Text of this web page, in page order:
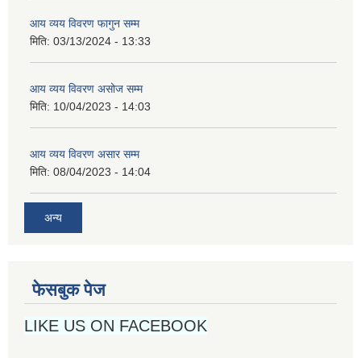
आय व्यय विवरण फागुन सम्म
मिति: 03/13/2024 - 13:33
आय व्यय विवरण असोज सम्म
मिति: 10/04/2023 - 14:03
आय व्यय विवरण असार सम्म
मिति: 08/04/2023 - 14:04
अन्य
फेसबुक पेज
LIKE US ON FACEBOOK